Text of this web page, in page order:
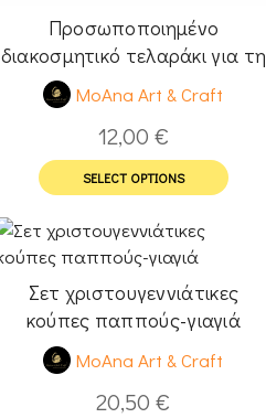
Προσωποποιημένο
διακοσμητικό τελαράκι για τη
MoAna Art & Craft
12,00 €
SELECT OPTIONS
Σετ χριστουγεννιάτικες
κούπες παππούς-γιαγιά
MoAna Art & Craft
20,50€